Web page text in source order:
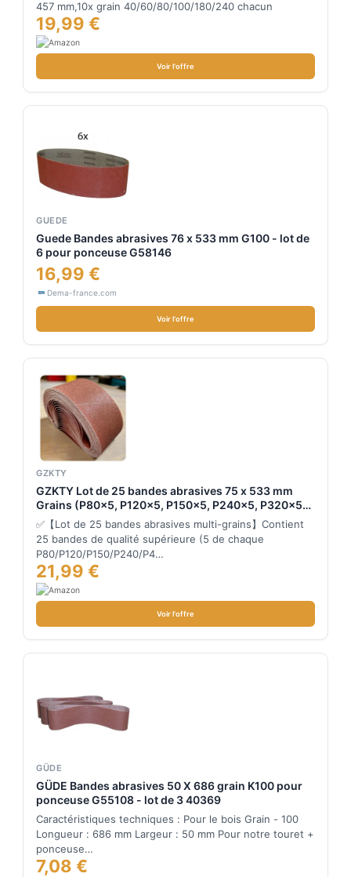
(60 pièces)
457 mm,10x grain 40/60/80/100/180/240 chacun
19,99 €
Voir l'offre
GUEDE
Guede Bandes abrasives 76 x 533 mm G100 - lot de
6 pour ponceuse G58146
16,99 €
Dema-france.com
Voir l'offre
GZKTY
GZKTY Lot de 25 bandes abrasives 75 x 533 mm
Grains (P80x5, P120x5, P150x5, P240x5, P320x5)
pour ponceuse à bande
✅【Lot de 25 bandes abrasives multi-grains】Contient
25 bandes de qualité supérieure (5 de chaque
P80/P120/P150/P240/P4…
21,99 €
Voir l'offre
GÜDE
GÜDE Bandes abrasives 50 X 686 grain K100 pour
ponceuse G55108 - lot de 3 40369
Caractéristiques techniques : Pour le bois Grain - 100
Longueur : 686 mm Largeur : 50 mm Pour notre touret +
ponceuse…
7,08 €